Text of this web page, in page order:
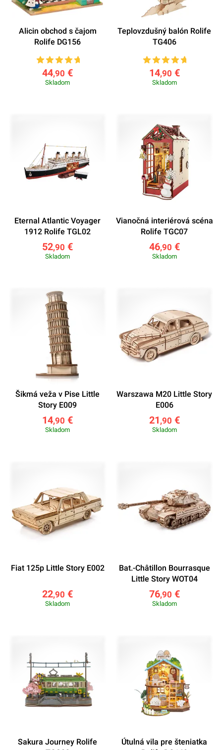
Alicin obchod s čajom
Rolife DG156
44,90 €
Skladom
Teplovzdušný balón Rolife
TG406
14,90 €
Skladom
Eternal Atlantic Voyager
1912 Rolife TGL02
52,90 €
Skladom
Vianočná interiérová scéna
Rolife TGC07
46,90 €
Skladom
Šikmá veža v Pise Little
Story E009
14,90 €
Skladom
Warszawa M20 Little Story
E006
21 ,90 €
Skladom
Fiat 125p Little Story E002
22,90 €
Skladom
Bat.-Châtillon Bourrasque
Little Story WOT04
76,90 €
Skladom
Sakura Journey Rolife
Útulná vila pre šteniatka